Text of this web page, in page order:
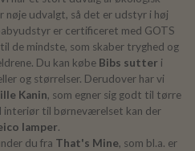
nøje udvalgt, så det er udstyr i høj
er certificeret med GOTS
de mindste, som skaber tryghed og
Du kan købe Bibs sutter i
og størrelser. Derudover har vi
Kanin, som egner sig godt til tørre
interiør til børneværelset kan der
lamper.
du fra That's Mine, som bl.a. er